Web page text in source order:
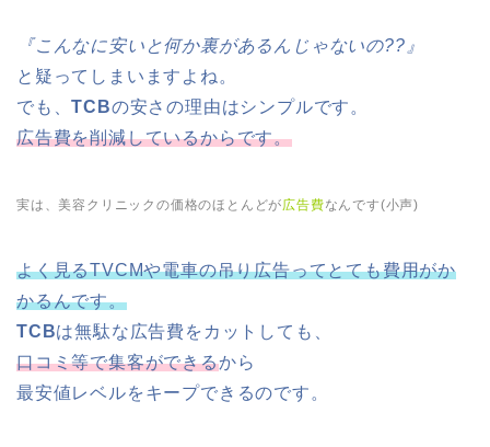
『こんなに安いと何か裏があるんじゃないの??』
と疑ってしまいますよね。
でも、TCBの安さの理由はシンプルです。
広告費を削減しているからです。
実は、美容クリニックの価格のほとんどが広告費なんです(小声)
よく見るTVCMや電車の吊り広告ってとても費用がか
かるんです。
TCBは無駄な広告費をカットしても、
口コミ等で集客ができるから
最安値レベルをキープできるのです。